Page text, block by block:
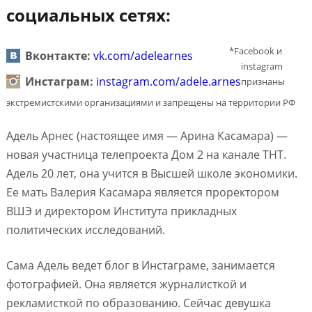
социальных сетях:
Вконтакте: vk.com/adelearnes
Инстаграм: instagram.com/adele.arnes
*Facebook и
instagram
признаны
экстремистскими организациями и запрещены на территории РФ
Адель Арнес (настоящее имя — Арина Касамара) —
новая участница телепроекта Дом 2 на канале ТНТ.
Адель 20 лет, она учится в Высшей школе экономики.
Ее мать Валерия Касамара является проректором
ВШЭ и директором Института прикладных
политических исследований.
Сама Адель ведет блог в Инстаграме, занимается
фотографией. Она является журналисткой и
рекламисткой по образованию. Сейчас девушка